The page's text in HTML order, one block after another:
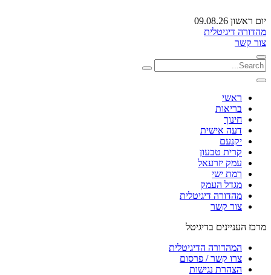
יום ראשון 09.08.26
מהדורה דיגיטלית
צור קשר
ראשי
בריאות
חינוך
דעה אישית
יקנעם
קרית טבעון
עמק יזרעאל
רמת ישי
מגדל העמק
מהדורה דיגיטלית
צור קשר
מרכז העניינים בדיגיטל
המהדורה הדיגיטלית
צרו קשר / פרסום
הצהרת נגישות